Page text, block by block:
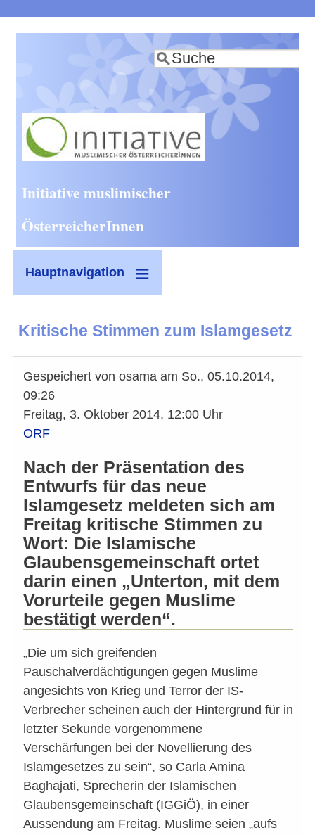
zum
Inhalt
Suche
Initiative muslimischer
ÖsterreicherInnen
Hauptnavigation
Kritische Stimmen zum Islamgesetz
Gespeichert von osama am So., 05.10.2014,
09:26
Freitag, 3. Oktober 2014, 12:00 Uhr
ORF
Nach der Präsentation des
Entwurfs für das neue
Islamgesetz meldeten sich am
Freitag kritische Stimmen zu
Wort: Die Islamische
Glaubensgemeinschaft ortet
darin einen „Unterton, mit dem
Vorurteile gegen Muslime
bestätigt werden“.
„Die um sich greifenden
Pauschalverdächtigungen gegen Muslime
angesichts von Krieg und Terror der IS-
Verbrecher scheinen auch der Hintergrund für in
letzter Sekunde vorgenommene
Verschärfungen bei der Novellierung des
Islamgesetzes zu sein“, so Carla Amina
Baghajati, Sprecherin der Islamischen
Glaubensgemeinschaft (IGGiÖ), in einer
Aussendung am Freitag. Muslime seien „aufs